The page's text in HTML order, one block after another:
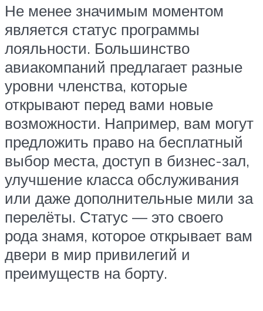
Не менее значимым моментом
является статус программы
лояльности. Большинство
авиакомпаний предлагает разные
уровни членства, которые
открывают перед вами новые
возможности. Например, вам могут
предложить право на бесплатный
выбор места, доступ в бизнес-зал,
улучшение класса обслуживания
или даже дополнительные мили за
перелёты. Статус — это своего
рода знамя, которое открывает вам
двери в мир привилегий и
преимуществ на борту.